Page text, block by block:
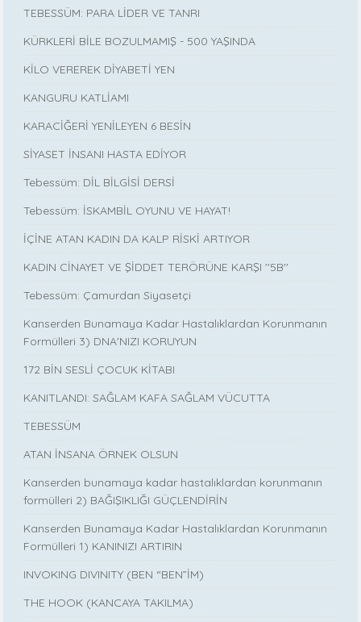
TEBESSÜM: PARA LİDER VE TANRI
KÜRKLERİ BİLE BOZULMAMIŞ - 500 YAŞINDA
KİLO VEREREK DİYABETİ YEN
KANGURU KATLİAMI
KARACİĞERİ YENİLEYEN 6 BESİN
SİYASET İNSANI HASTA EDİYOR
Tebessüm: DİL BİLGİSİ DERSİ
Tebessüm: İSKAMBİL OYUNU VE HAYAT!
İÇİNE ATAN KADIN DA KALP RİSKİ ARTIYOR
KADIN CİNAYET VE ŞİDDET TERÖRÜNE KARŞI ''5B''
Tebessüm: Çamurdan Siyasetçi
Kanserden Bunamaya Kadar Hastalıklardan Korunmanın
Formülleri 3) DNA'NIZI KORUYUN
172 BİN SESLİ ÇOCUK KİTABI
KANITLANDI: SAĞLAM KAFA SAĞLAM VÜCUTTA
TEBESSÜM
ATAN İNSANA ÖRNEK OLSUN
Kanserden bunamaya kadar hastalıklardan korunmanın
formülleri 2) BAĞIŞIKLIĞI GÜÇLENDİRİN
Kanserden Bunamaya Kadar Hastalıklardan Korunmanın
Formülleri 1) KANINIZI ARTIRIN
INVOKING DIVINITY (BEN “BEN”İM)
THE HOOK (KANCAYA TAKILMA)